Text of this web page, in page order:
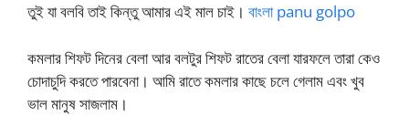
তুই যা বলবি তাই কিন্তু আমার এই মাল চাই। বাংলা panu golpo
কমলার শিফট দিনের বেলা আর বলটুর শিফট রাতের বেলা যারফলে তারা কেও
চোদাচুদি করতে পারবেনা। আমি রাতে কমলার কাছে চলে গেলাম এবং খুব
ভাল মানুষ সাজলাম।